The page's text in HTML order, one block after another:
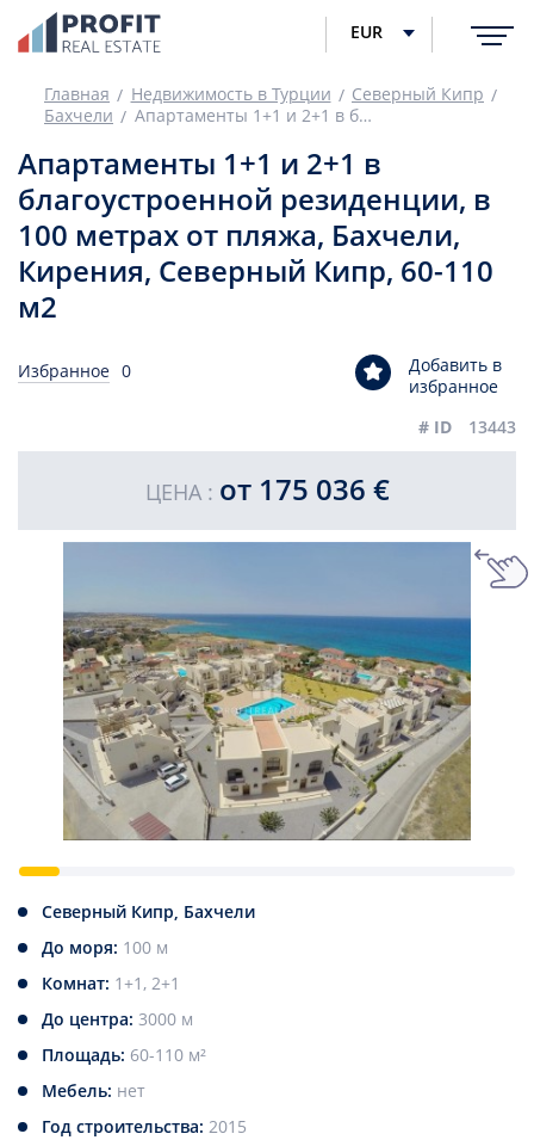
EUR
Главная Недвижимость в Турции
Северный Кипр
Бахчели
Апартаменты 1+1 и 2+1 в благоустроенной резиденции, в 100 метрах от пляжа, Бахчели, Кирения, Северный Кипр, 60-110 м2
Апартаменты 1+1 и 2+1 в
благоустроенной резиденции, в
100 метрах от пляжа, Бахчели,
Кирения, Северный Кипр, 60-110
м2
Избранное 0
Добавить в
избранное
# ID
13443
ЦЕНА : от 175 036 €
Северный Кипр, Бахчели
До моря: 100 м
Комнат: 1+1, 2+1
До центра: 3000 м
Площадь: 60-110 м²
Мебель: нет
Год строительства: 2015